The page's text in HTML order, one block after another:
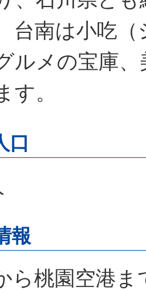
台南は小吃
ルメの宝庫
す。
口
報
ら桃園空港ま